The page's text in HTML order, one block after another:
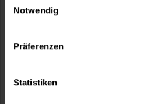
Notwendig
Präferenzen
Statistiken